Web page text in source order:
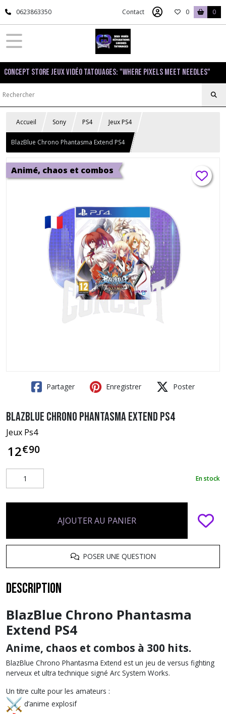
0623863350 Contact 0 0
Concept Store Jeux Vidéo Tatouages: "Where pixels meet needles"
Accueil Sony PS4 Jeux PS4
BlazBlue Chrono Phantasma Extend PS4
Animé, chaos et combos
Partager Enregistrer Poster
BlazBlue Chrono Phantasma Extend PS4
Jeux Ps4
12€90
En stock
AJOUTER AU PANIER
POSER UNE QUESTION
Description
BlazBlue Chrono Phantasma
Extend PS4
Anime, chaos et combos à 300 hits.
BlazBlue Chrono Phantasma Extend est un jeu de versus fighting
nerveux et ultra technique signé Arc System Works.
Un titre culte pour les amateurs :
d’anime explosif